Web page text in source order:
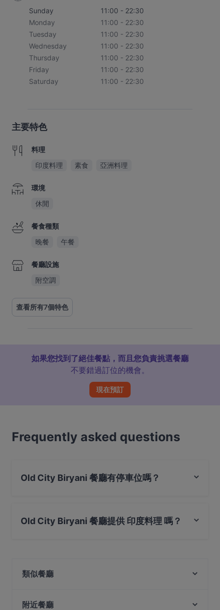
Sunday
11:00 - 22:30
Monday
11:00 - 22:30
Tuesday
11:00 - 22:30
Wednesday
11:00 - 22:30
Thursday
11:00 - 22:30
Friday
11:00 - 22:30
Saturday
11:00 - 22:30
主要特色
料理
印度料理
素食 亞洲料理
環境
休閒
餐食種類
晚餐
午餐
餐廳設施
附空調
查看所有7個特色
如果您找到了絕佳餐點，而且您負責挑選餐廳
不要錯過訂位的機會。
現在預訂
Frequently asked questions
Old City Biryani 餐廳有停車位嗎？
Old City Biryani 餐廳提供 印度料理 嗎？
類似餐廳
MINI PANJAB RESTAURANT & BAR
附近餐廳